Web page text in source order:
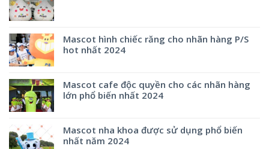
Mascot hình chiếc răng cho nhãn hàng P/S
hot nhất 2024
Mascot cafe độc quyền cho các nhãn hàng
lớn phổ biến nhất 2024
Mascot nha khoa được sử dụng phổ biến
nhất năm 2024